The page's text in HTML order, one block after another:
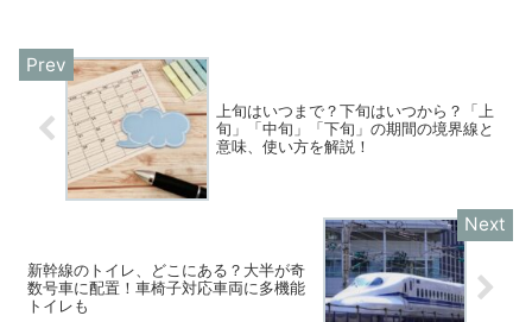
上旬はいつまで？下旬はいつから？「上
旬」「中旬」「下旬」の期間の境界線と
意味、使い方を解説！
新幹線のトイレ、どこにある？大半が奇
数号車に配置！車椅子対応車両に多機能
トイレも